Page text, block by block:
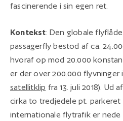
fascinerende i sin egen ret.
Kontekst: Den globale
passagerfly bestod af ca.
hvoraf op mod 20.000
er der over 200.000
satellitklip fra 13. juli 2018). Ud
cirka to tredjedele pt.
internationale flytrafik er nede